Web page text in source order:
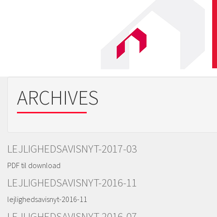
ARCHIVES
LEJLIGHEDSAVISNYT-2017-03
PDF til download
LEJLIGHEDSAVISNYT-2016-11
lejlighedsavisnyt-2016-11